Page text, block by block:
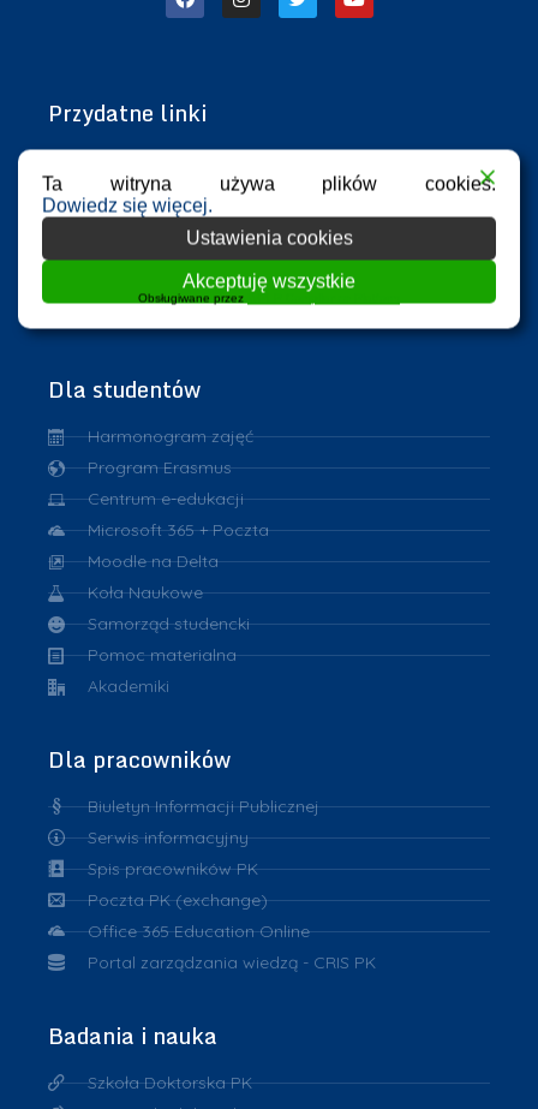
Przydatne linki
eHMS
ASAP
Dla studentów
Harmonogram zajęć
Program Erasmus
Centrum e-edukacji
Microsoft 365 + Poczta
Moodle na Delta
Koła Naukowe
Samorząd studencki
Pomoc materialna
Akademiki
Dla pracowników
Biuletyn Informacji Publicznej
Serwis informacyjny
Spis pracowników PK
Poczta PK (exchange)
Office 365 Education Online
Portal zarządzania wiedzą - CRIS PK
Badania i nauka
Szkoła Doktorska PK
Ta witryna używa plików cookies.
Dowiedz się więcej.
Ustawienia cookies
Akceptuję wszystkie
Obsługiwane przez